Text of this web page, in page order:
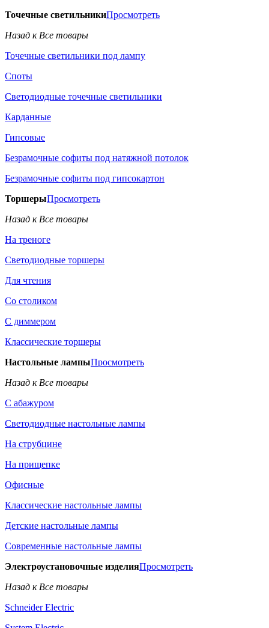
Точечные светильникиПросмотреть
Назад к Все товары
Точечные светильники под лампу
Споты
Светодиодные точечные светильники
Карданные
Гипсовые
Безрамочные софиты под натяжной потолок
Безрамочные софиты под гипсокартон
ТоршерыПросмотреть
Назад к Все товары
На треноге
Светодиодные торшеры
Для чтения
Со столиком
С диммером
Классические торшеры
Настольные лампыПросмотреть
Назад к Все товары
С абажуром
Светодиодные настольные лампы
На струбцине
На прищепке
Офисные
Классические настольные лампы
Детские настольные лампы
Современные настольные лампы
Электроустановочные изделияПросмотреть
Назад к Все товары
Schneider Electric